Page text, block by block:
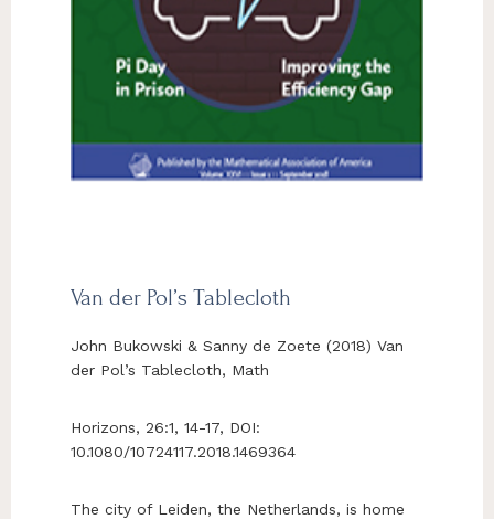
Van der Pol’s Tablecloth
John Bukowski & Sanny de Zoete (2018) Van
der Pol’s Tablecloth, Math
Horizons, 26:1, 14-17, DOI:
10.1080/10724117.2018.1469364
The city of Leiden, the Netherlands, is home